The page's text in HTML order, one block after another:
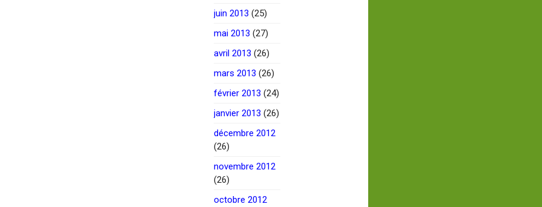
juin 2013 (25)
mai 2013 (27)
avril 2013 (26)
mars 2013 (26)
février 2013 (24)
janvier 2013 (26)
décembre 2012
(26)
novembre 2012
(26)
octobre 2012